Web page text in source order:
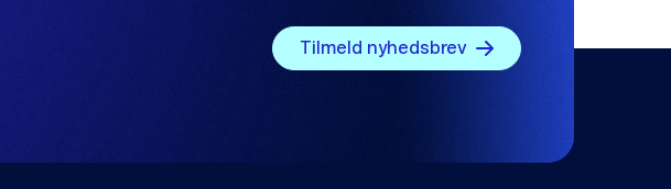
Tilmeld nyhedsbrev